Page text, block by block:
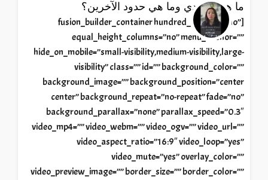
ما هي حدودي وما هي حدود الآخرين؟
[fusion_builder_container hundred_percent=”no”
equal_height_columns=”no” menu_anchor=””
hide_on_mobile=”small-visibility,medium-visibility,large-
visibility” class=”” id=”” background_color=””
background_image=”” background_position=”center
center” background_repeat=”no-repeat” fade=”no”
background_parallax=”none” parallax_speed=”0.3″
video_mp4=”” video_webm=”” video_ogv=”” video_url=””
video_aspect_ratio=”16:9″ video_loop=”yes”
video_mute=”yes” overlay_color=””
video_preview_image=”” border_size=”” border_color=””